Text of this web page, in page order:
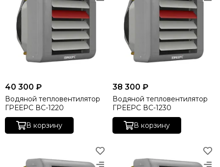
40 300 ₽
Водяной тепловентилятор
ГРЕЕРС ВС-1220
В корзину
38 300 ₽
Водяной тепловентилятор
ГРЕЕРС ВС-1230
В корзину